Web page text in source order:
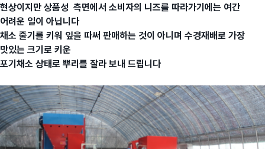
현상이지만 상품성 측면에서 소비자의 니즈를 따라가기에는 여간
어려운 일이 아닙니다
채소 줄기를 키워 잎을 따써 판매하는 것이 아니며 수경재배로 가장
맛있는 크기로 키운
포기 채소 상태로 뿌리를 잘라 보내 드립니다